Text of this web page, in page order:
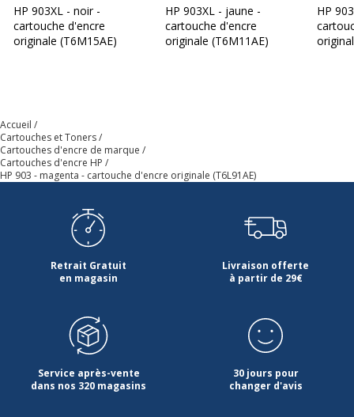
HP 903XL - noir -
cartouche d'encre
originale (T6M15AE)
HP 903XL - jaune -
cartouche d'encre
originale (T6M11AE)
HP
Accueil
Cartouches et Toners
Cartouches d'encre de marque
Cartouches d'encre HP
HP 903 - magenta - cartouche d'encre originale (T6L91AE)
Retrait Gratuit
en magasin
Livraison offerte
à partir de 29€
Service après-vente
dans nos 320 magasins
30 jours pour
changer d'avis